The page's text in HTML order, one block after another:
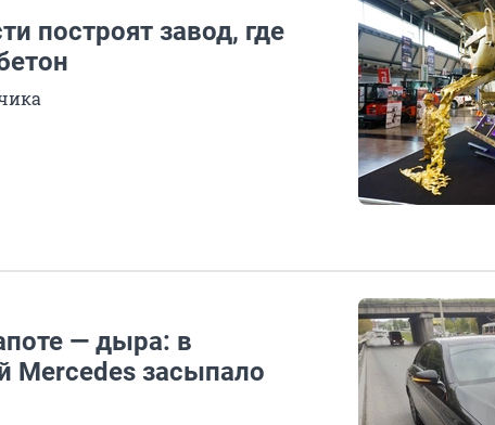
построят завод, где
— дыра: в
Mercedes засыпало